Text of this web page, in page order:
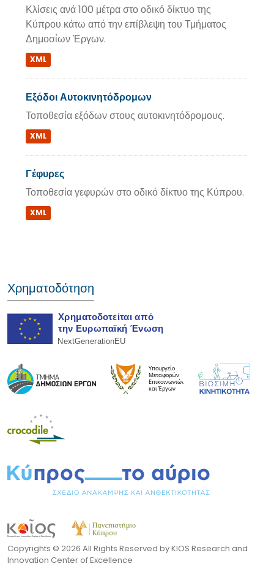
Κλίσεις ανά 100 μέτρα στο οδικό δίκτυο της
Κύπρου κάτω από την επίβλεψη του Τμήματος
Δημοσίων Έργων.
XML
Εξόδοι Αυτοκινητόδρομων
Τοποθεσία εξόδων στους αυτοκινητόδρομους.
XML
Γέφυρες
Τοποθεσία γεφυρών στο οδικό δίκτυο της Κύπρου.
XML
Χρηματοδότηση
Copyrights © 2026 All Rights Reserved by KIOS Research and
Innovation Center of Excellence